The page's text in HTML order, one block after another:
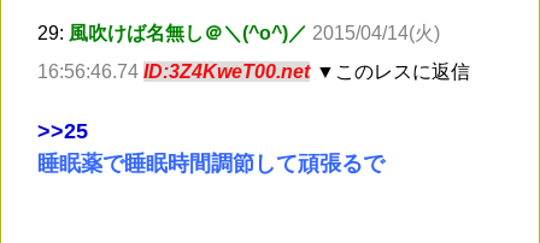
29: 風吹けば名無し＠＼(^o^)／ 2015/04/14(火)
16:56:46.74 ID:3Z4KweT00.net ▼このレスに返信
>>25
睡眠薬で睡眠時間調節して頑張るで